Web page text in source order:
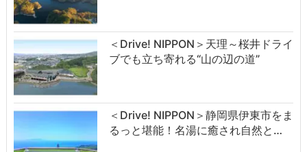
＜Drive! NIPPON＞天理～桜井ドライ
ブでも立ち寄れる“山の辺の道”
＜Drive! NIPPON＞静岡県伊東市をま
るっと堪能！名湯に癒され自然と…